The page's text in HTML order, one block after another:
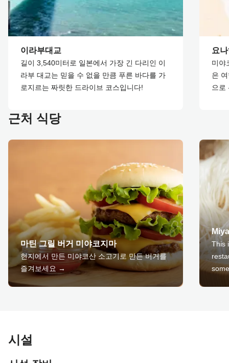
이라부대교
길이 3,540미터로 일본에서 가장 긴 다리인 이
라부 대교는 믿을 수 없을 만큼 푸른 바다를 가
로지르는 짜릿한 드라이브 코스입니다!
요
미야
은
으로
근처 식당
마틴 그릴 버거 미야코지마
현지에서 만든 미야코산 소고기로 만든 버거를
즐겨보세요 →
This
시설